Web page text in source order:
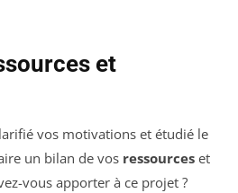
et
vos motivations et étudié le
un bilan de vos ressources et
vous apporter à ce projet ?